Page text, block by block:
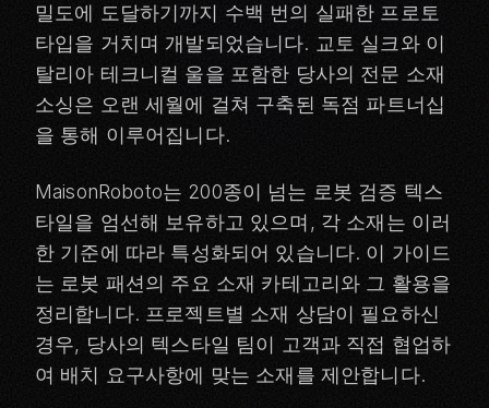
밀도에 도달하기까지 수백 번의 실패한 프로토
타입을 거치며 개발되었습니다. 교토 실크와 이
탈리아 테크니컬 울을 포함한 당사의 전문 소재
소싱은 오랜 세월에 걸쳐 구축된 독점 파트너십
을 통해 이루어집니다.
MaisonRoboto는 200종이 넘는 로봇 검증 텍스
타일을 엄선해 보유하고 있으며, 각 소재는 이러
한 기준에 따라 특성화되어 있습니다. 이 가이드
는 로봇 패션의 주요 소재 카테고리와 그 활용을
정리합니다. 프로젝트별 소재 상담이 필요하신
경우, 당사의 텍스타일 팀이 고객과 직접 협업하
여 배치 요구사항에 맞는 소재를 제안합니다.